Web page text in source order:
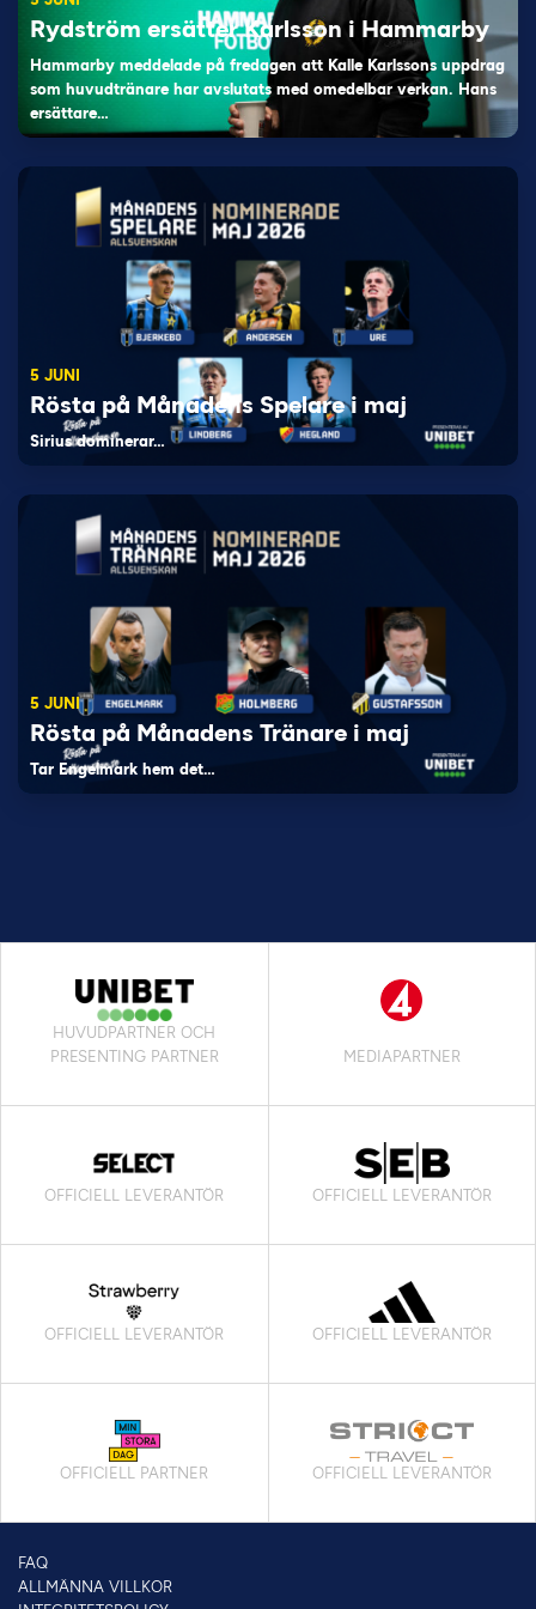
Rydström ersätter Karlsson i Hammarby
Hammarby meddelade på fredagen att Kalle Karlssons uppdrag
som huvudtränare har avslutats med omedelbar verkan. Hans
ersättare…
5 JUNI
Rösta på Månadens Spelare i maj
Sirius dominerar…
5 JUNI
Rösta på Månadens Tränare i maj
Tar Engelmark hem det…
HUVUDPARTNER OCH
PRESENTING PARTNER
MEDIAPARTNER
OFFICIELL LEVERANTÖR OFFICIELL LEVERANTÖR
OFFICIELL LEVERANTÖR OFFICIELL LEVERANTÖR
OFFICIELL PARTNER OFFICIELL LEVERANTÖR
FAQ
ALLMÄNNA VILLKOR